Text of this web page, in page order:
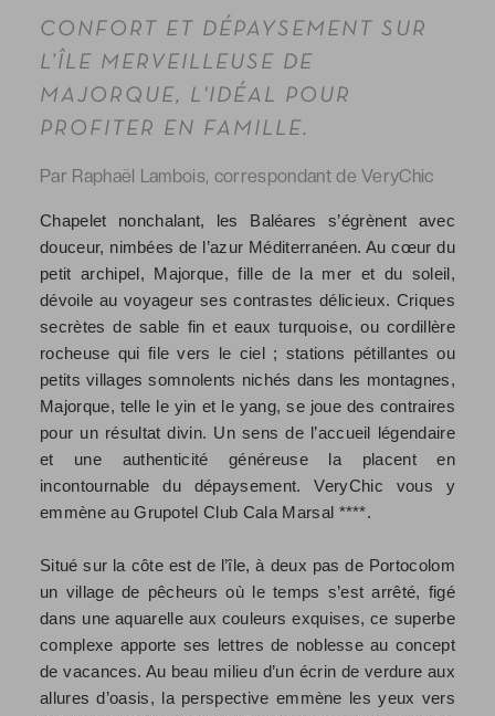
CONFORT ET DÉPAYSEMENT SUR
L’ÎLE MERVEILLEUSE DE
MAJORQUE, L'IDÉAL POUR
PROFITER EN FAMILLE.
Par Raphaël Lambois, correspondant de VeryChic
Chapelet nonchalant, les Baléares s’égrènent avec
douceur, nimbées de l’azur Méditerranéen. Au cœur du
petit archipel, Majorque, fille de la mer et du soleil,
dévoile au voyageur ses contrastes délicieux. Criques
secrètes de sable fin et eaux turquoise, ou cordillère
rocheuse qui file vers le ciel ; stations pétillantes ou
petits villages somnolents nichés dans les montagnes,
Majorque, telle le yin et le yang, se joue des contraires
pour un résultat divin. Un sens de l’accueil légendaire
et une authenticité généreuse la placent en
incontournable du dépaysement. VeryChic vous y
emmène au Grupotel Club Cala Marsal ****.
Situé sur la côte est de l’île, à deux pas de Portocolom
un village de pêcheurs où le temps s’est arrêté, figé
dans une aquarelle aux couleurs exquises, ce superbe
complexe apporte ses lettres de noblesse au concept
de vacances. Au beau milieu d’un écrin de verdure aux
allures d’oasis, la perspective emmène les yeux vers